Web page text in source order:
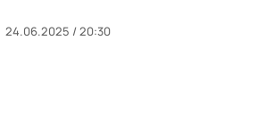
24.06.2025 / 20:30